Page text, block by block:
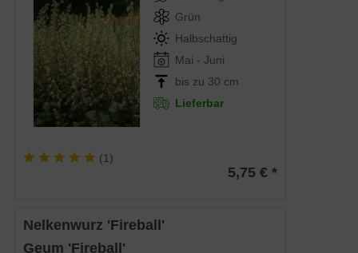
Grün
Halbschattig
Mai - Juni
bis zu 30 cm
Lieferbar
(1)
5,75 € *
Nelkenwurz 'Fireball'
Geum 'Fireball'